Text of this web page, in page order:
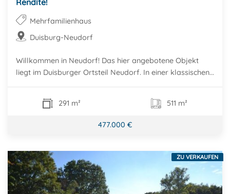
Mehrfamilienhaus
Duisburg-Neudorf
Willkommen in Neudorf! Das hier angebotene Objekt
liegt im Duisburger Ortsteil Neudorf. In einer klassischen...
291 m² 511 m²
477.000 €
ZU VERKAUFEN